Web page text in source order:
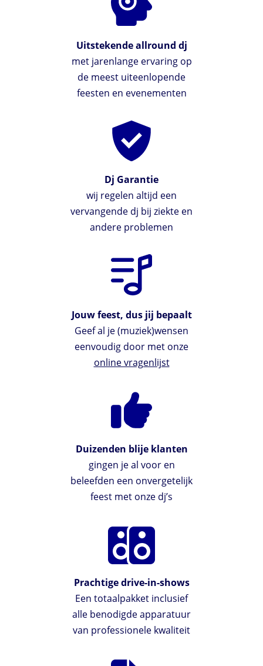
Uitstekende allround dj
met jarenlange ervaring op
de meest uiteenlopende
feesten en evenementen
Dj Garantie
wij regelen altijd een
vervangende dj bij ziekte en
andere problemen
Jouw feest, dus jij bepaalt
Geef al je (muziek)wensen
eenvoudig door met onze
online vragenlijst
Duizenden blije klanten
gingen je al voor en
beleefden een onvergetelijk
feest met onze dj’s
Prachtige drive-in-shows
Een totaalpakket inclusief
alle benodigde apparatuur
van professionele kwaliteit